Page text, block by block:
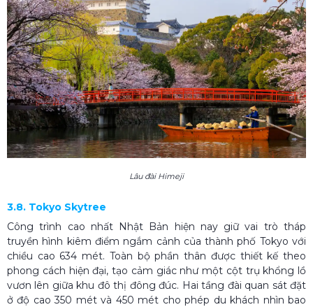
Lâu đài Himeji
3.8. Tokyo Skytree
Công trình cao nhất Nhật Bản hiện nay giữ vai trò tháp
truyền hình kiêm điểm ngắm cảnh của thành phố Tokyo với
chiều cao 634 mét. Toàn bộ phần thân được thiết kế theo
phong cách hiện đại, tạo cảm giác như một cột trụ khổng lồ
vươn lên giữa khu đô thị đông đúc. Hai tầng đài quan sát đặt
ở độ cao 350 mét và 450 mét cho phép du khách nhìn bao